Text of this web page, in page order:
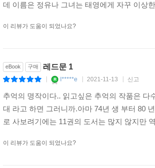
데 이름은 정유나 그녀는 태영에게 자꾸 이상
이 리뷰가 도움이 되었나요?
eBook 구매 레드문 1
l*****e 2021-11-13 신고
추억의 명작이다.. 읽고싶은 추억의 작품은 다
대 라고 하면 그러니까.아마 74년 생 부터 80
로 사보려기에는 11권의 도서는 많지 않지만
이 리뷰가 도움이 되었나요?